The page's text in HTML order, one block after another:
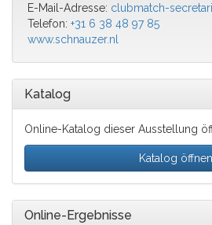
E-Mail-Adresse: clubmatch-
Telefon: +31 6 38 48 97 85
www.schnauzer.nl
Katalog
Online-Katalog dieser Ausstellung
Katalog öffnen
Online-Ergebnisse